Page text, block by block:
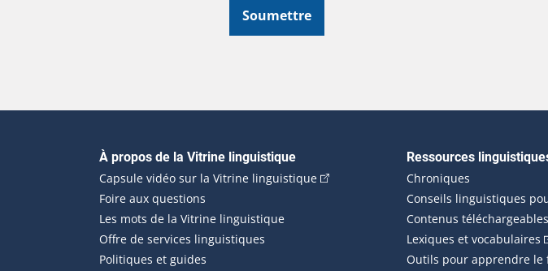
Soumettre
Navigation principale
À propos de la Vitrine linguistique
Capsule vidéo sur la Vitrine linguistique(Cet hyperlien externe s'ouvrira dans une
Foire aux questions
Les mots de la Vitrine linguistique
Offre de services linguistiques
Politiques et guides
Ressources
Chroniques
Conseils linguistiques
Contenus téléchargeables
Lexiques et vocabulaires
Outils pour apprendre le